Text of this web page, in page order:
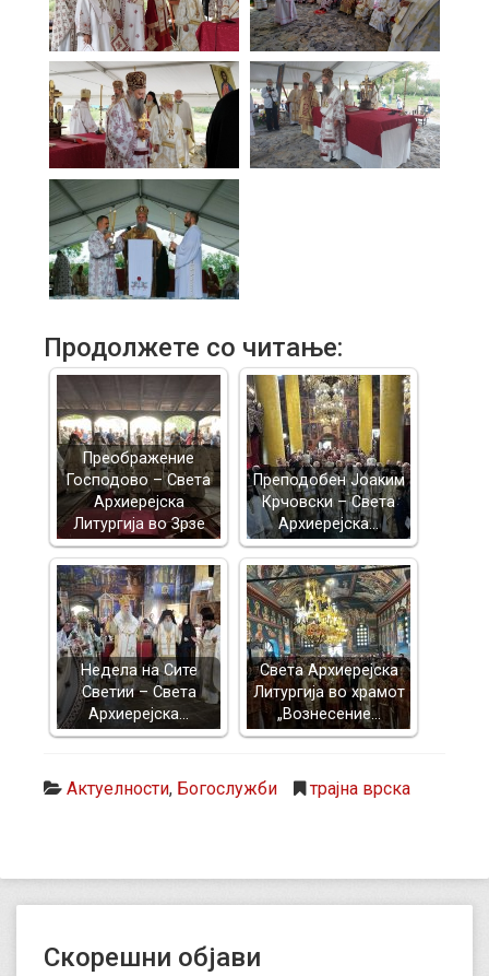
Продолжете со читање:
Преображение
Господово – Света
Архиерејска
Литургија во Зрзе
Преподобен Јоаким
Крчовски – Света
Архиерејска…
Недела на Сите
Светии – Света
Архиерејска…
Света Архиерејска
Литургија во храмот
„Вознесение…
Актуелности, Богослужби трајна врска
Скорешни објави